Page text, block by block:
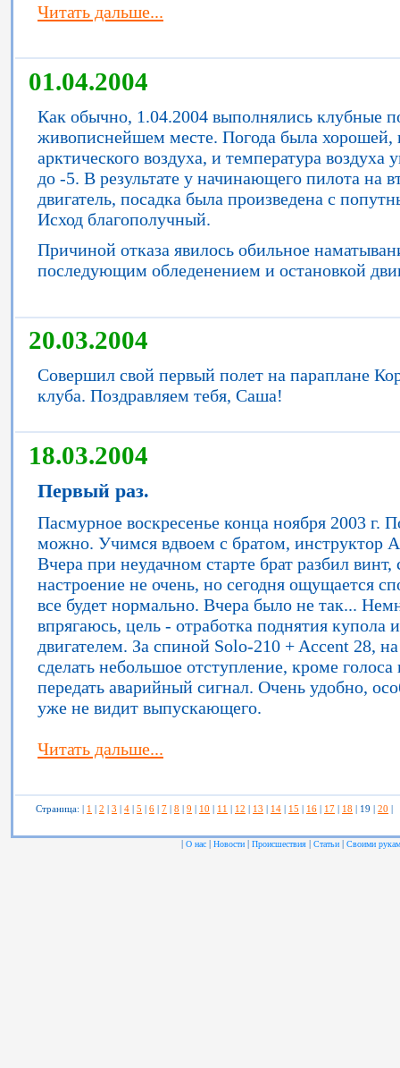
Читать дальше...
01.04.2004
Как обычно, 1.04.2004 выполнялись клубные
живописнейшем месте. Погода была хорошей,
арктического воздуха, и температура
до -5. В результате у начинающего пилота на
двигатель, посадка была произведена с
Исход благополучный.
Причиной отказа явилось обильное
последующим обледенением и остановкой
20.03.2004
Совершил свой первый полет на параплане
клуба. Поздравляем тебя, Саша!
18.03.2004
Первый раз.
Пасмурное воскресенье конца ноября 2003 г.
можно. Учимся вдвоем с братом, инструктор
Вчера при неудачном старте брат разбил
настроение не очень, но сегодня ощущается
все будет нормально. Вчера было не так...
впрягаюсь, цель - отработка поднятия
двигателем. За спиной Solo-210 + Accent 28,
сделать небольшое отступление, кроме
передать аварийный сигнал. Очень удобно,
уже не видит выпускающего.
Читать дальше...
Страница: | 1 | 2 | 3 | 4 | 5 | 6 | 7 | 8 | 9 | 10 | 11 | 12 | 13 | 14 | 15 | 16 | 17 | 18 | 19 | 20 |
| О нас | Новости | Происшествия | Статьи | Своими